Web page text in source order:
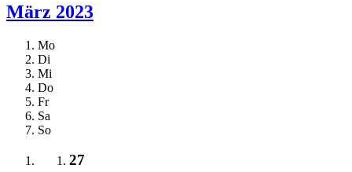
März 2023
Mo
Di
Mi
Do
Fr
Sa
So
27